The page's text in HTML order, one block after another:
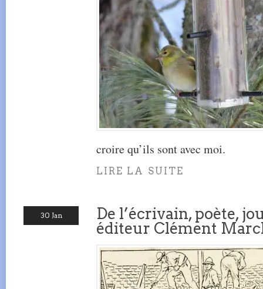
croire qu’ils sont avec moi.
LIRE LA SUITE
30 Jan
De l’écrivain, poète,
éditeur Clément